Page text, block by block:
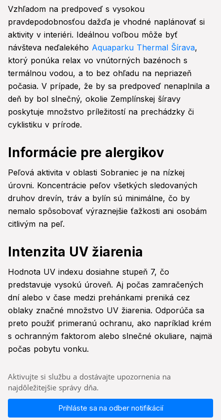
Vzhľadom na predpoveď s vysokou
pravdepodobnosťou dažďa je vhodné naplánovať si
aktivity v interiéri. Ideálnou voľbou môže byť
návšteva neďalekého Aquaparku Thermal Šírava,
ktorý ponúka relax vo vnútorných bazénoch s
termálnou vodou, a to bez ohľadu na nepriazeň
počasia. V prípade, že by sa predpoveď nenaplnila a
deň by bol slnečný, okolie Zemplínskej šíravy
poskytuje množstvo príležitostí na prechádzky či
cyklistiku v prírode.
Informácie pre alergikov
Peľová aktivita v oblasti Sobraniec je na nízkej
úrovni. Koncentrácie peľov všetkých sledovaných
druhov drevín, tráv a bylín sú minimálne, čo by
nemalo spôsobovať výraznejšie ťažkosti ani osobám
citlivým na peľ.
Intenzita UV žiarenia
Hodnota UV indexu dosiahne stupeň 7, čo
predstavuje vysokú úroveň. Aj počas zamračených
dní alebo v čase medzi prehánkami preniká cez
oblaky značné množstvo UV žiarenia. Odporúča sa
preto použiť primeranú ochranu, ako napríklad krém
s ochranným faktorom alebo slnečné okuliare, najmä
počas pobytu vonku.
Aktivujte si službu a dostávajte upozornenia na
najdôležitejšie správy dňa.
Prihláste sa na odber notifikácií